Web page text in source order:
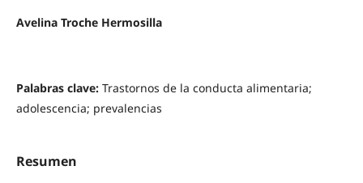
Avelina Troche Hermosilla
Palabras clave: Trastornos de la conducta alimentaria;
adolescencia; prevalencias
Resumen